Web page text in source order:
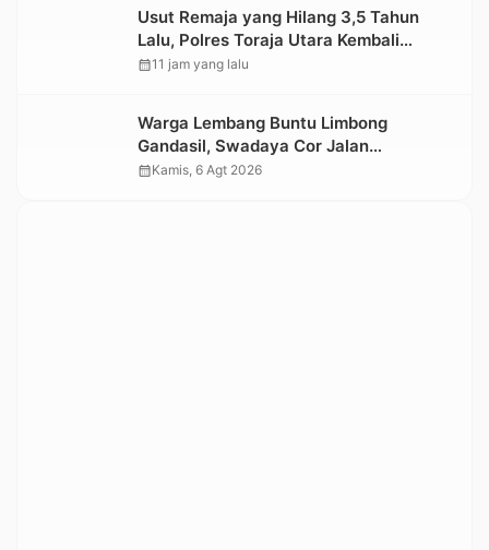
Usut Remaja yang Hilang 3,5 Tahun
Lalu, Polres Toraja Utara Kembali
Datangi TKP
calendar_month11 jam yang lalu
Warga Lembang Buntu Limbong
Gandasil, Swadaya Cor Jalan
Sepanjang 500 Meter
calendar_monthKamis, 6 Agt 2026